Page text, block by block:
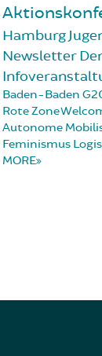
Hamburg
Newsletter
Baden-Baden
Rote Zone
Autonome
Feminismus
MORE